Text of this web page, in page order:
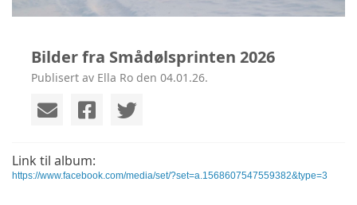
Bilder fra Smådølsprinten 2026
Publisert av Ella Ro den 04.01.26.
Link til album:
https://www.facebook.com/media/set/?set=a.1568607547559382&type=3